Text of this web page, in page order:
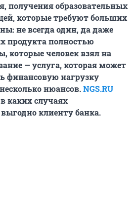
получения образовательных
которые требуют больших
не всегда один, да даже
продукта полностью
которые человек взял на
— услуга, которая может
финансовую нагрузку
нюансов.NGS.RU
каких случаях
клиенту банка.